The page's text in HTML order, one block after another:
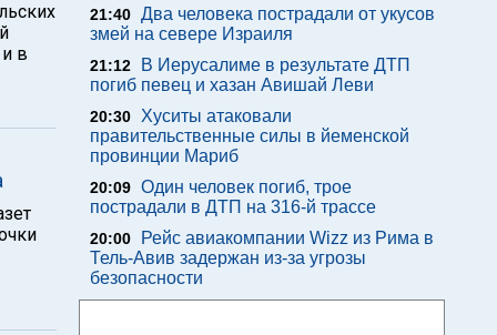
в
21:40 Два человека пострадали от укусов
змей на севере Израиля
21:12
В Иерусалиме в результате ДТП
погиб певец и хазан Авишай Леви
20:30
Хуситы атаковали
правительственные силы в йеменской
провинции Мариб
20:09 Один человек погиб, трое
пострадали в ДТП на 316-й трассе
20:00
Рейс авиакомпании Wizz из Рима в
Тель-Авив задержан из-за угрозы
безопасности